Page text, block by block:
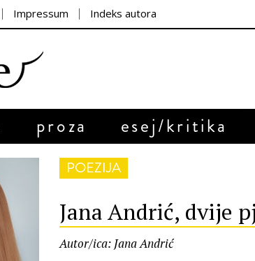
Impressum Indeks autora
proza esej/kritika
POEZIJA
Jana Andrić, dvije
Autor/ica: Jana Andrić